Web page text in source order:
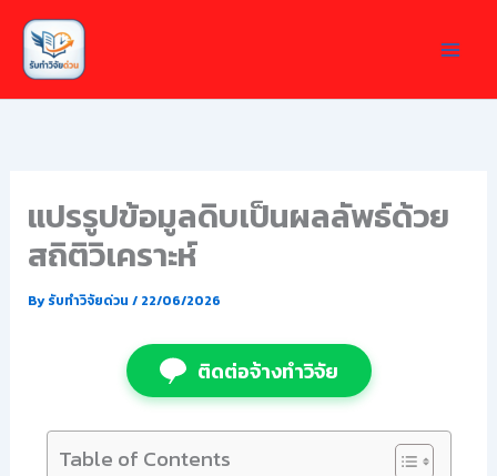
Skip
content
แปรรูปข้อมูลดิบเป็นผลลัพธ์ด้วย
สถิติวิเคราะห์
Byรับทำวิจัยด่วน / 22/06/2026
ติดต่อจ้างทำวิจัย
Table of Contents